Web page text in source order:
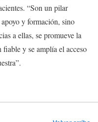
“Son un pilar
y formación, sino
a ellas, se promueve la
y se amplía el acceso